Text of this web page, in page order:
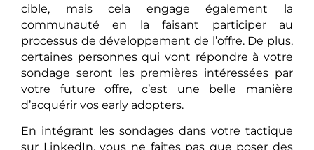
cible, mais cela engage également la
communauté en la faisant participer au
processus de développement de l’offre. De plus,
certaines personnes qui vont répondre à votre
sondage seront les premières intéressées par
votre future offre, c’est une belle manière
d’acquérir vos early adopters.
En intégrant les sondages dans votre tactique
sur LinkedIn, vous ne faites pas que poser des